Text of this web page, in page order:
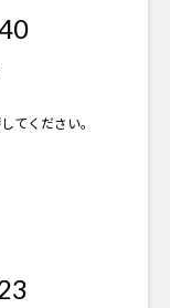
てください。